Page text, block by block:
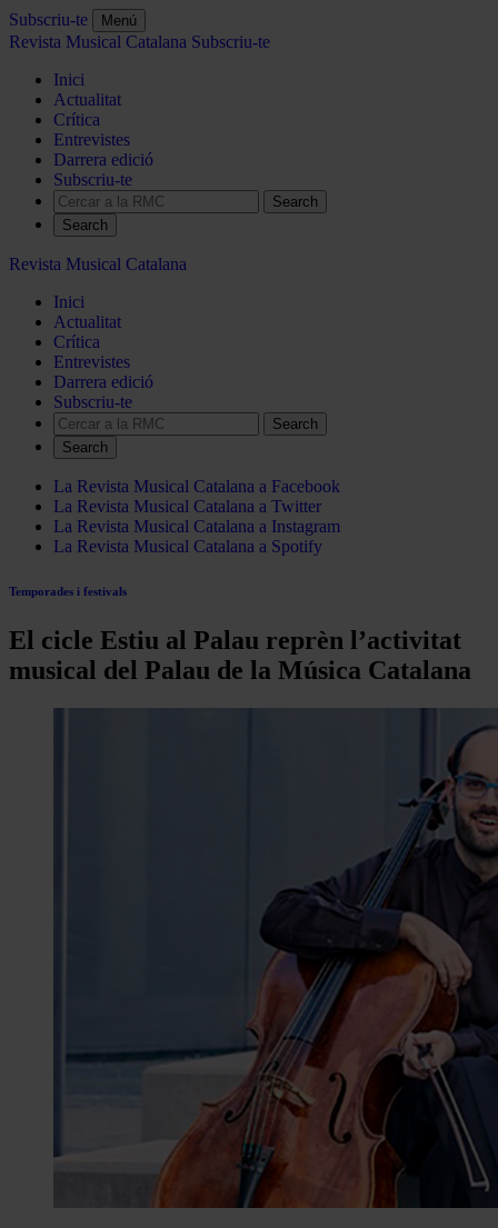
Subscriu-te Menú
Revista Musical Catalana Subscriu-te
Inici
Actualitat
Crítica
Entrevistes
Darrera edició
Subscriu-te
Search
Revista Musical Catalana
Inici
Actualitat
Crítica
Entrevistes
Darrera edició
Subscriu-te
Search
La Revista Musical Catalana a Facebook
La Revista Musical Catalana a Twitter
La Revista Musical Catalana a Instagram
La Revista Musical Catalana a Spotify
Temporades i festivals
El cicle Estiu al Palau reprèn l’activitat
musical del Palau de la Música Catalana